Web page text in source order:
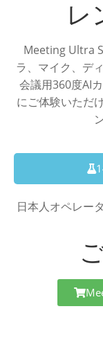
レ
Meeting Ultra
ラ、マイク、デ
会議用360度AI
にご体験いただ
日本人オペレー